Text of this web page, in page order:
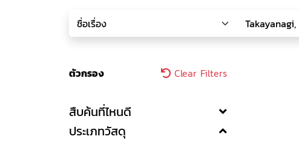
ตัวกรอง Clear Filters
สืบค้นที่ไหนดี
ประเภทวัสดุ